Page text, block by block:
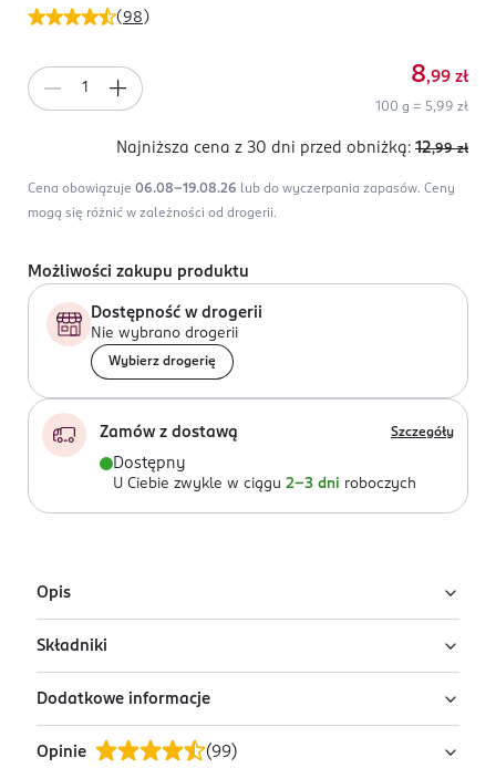
(98 )
8,99 zł
100 g = 5,99 zł
Najniższa cena z 30 dni przed obniżką: 12,99 zł
Cena obowiązuje 06.08-19.08.26 lub do wyczerpania zapasów. Ceny
mogą się różnić w zależności od drogerii.
Możliwości zakupu produktu
Dostępność w drogerii
Nie wybrano drogerii
Wybierz drogerię
Zamów z dostawą Szczegóły
Dostępny
U Ciebie zwykle w ciągu 2-3 dni roboczych
Opis
Wytwarzane ręcznie według tradycyjnej receptury ze
składników naturalnych. Przeznaczone jest do każdego
typu skóry problematycznej ze skłonnością do
wyprysków i przetłuszczania. Nawilża, eliminuje
nadmiar sebum, wspomaga leczenie trądziku, rozjaśnia
Składniki
Ingredients: : ELAEIS GUINEENSIS KERNEL OIL,
POTASSIUM PALM KERNELATE, SODIUM PALM
KERNELATE, BUTYROSPERMUM PARKII BUTTER, MEL,
Dodatkowe informacje
OSTRZEŻENIA DOTYCZĄCE BEZPIECZEŃSTWA
Opinie (99)